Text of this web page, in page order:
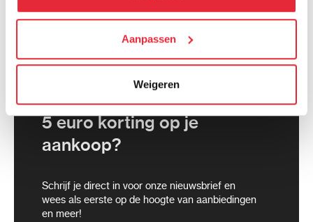
We werken samen met21 derden
die uw gegevens
kunnen ontvangen en verwerken.
Aanpassen
Weigeren
5 euro korting op je
aankoop?
Schrijf je direct in voor onze nieuwsbrief en
wees als eerste op de hoogte van aanbiedingen
en meer!